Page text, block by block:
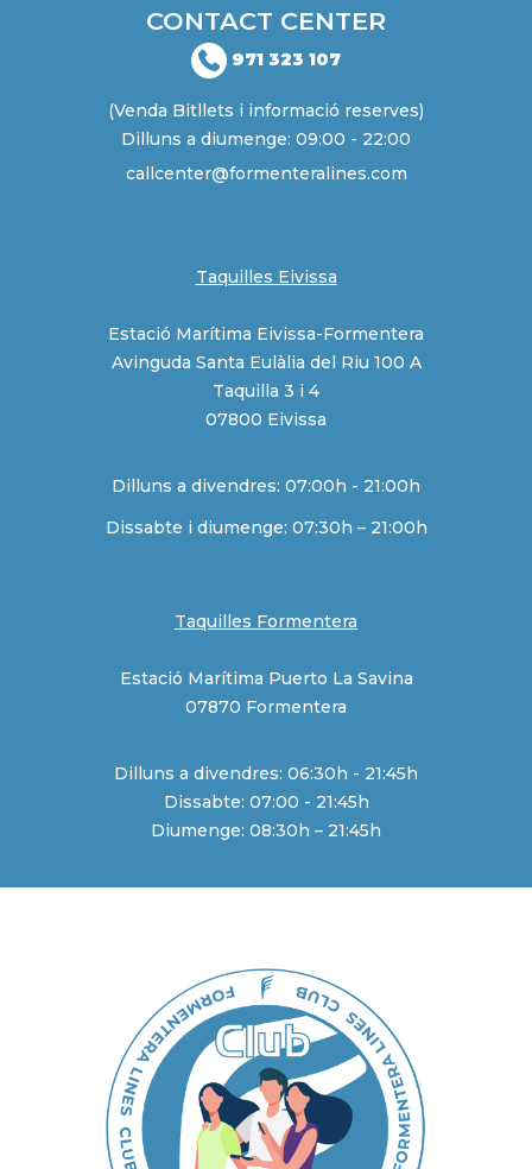
CONTACT CENTER
971 323 107
(Venda Bitllets i informació reserves)
Dilluns a diumenge: 09:00 - 22:00
callcenter@formenteralines.com
Taquilles Eivissa
Estació Marítima Eivissa-Formentera
Avinguda Santa Eulàlia del Riu 100 A
Taquilla 3 i 4
07800 Eivissa
Dilluns a divendres: 07:00h - 21:00h
Dissabte i diumenge: 07:30h – 21:00h
Taquilles Formentera
Estació Marítima Puerto La Savina
07870 Formentera
Dilluns a divendres: 06:30h - 21:45h
Dissabte: 07:00 - 21:45h
Diumenge: 08:30h – 21:45h